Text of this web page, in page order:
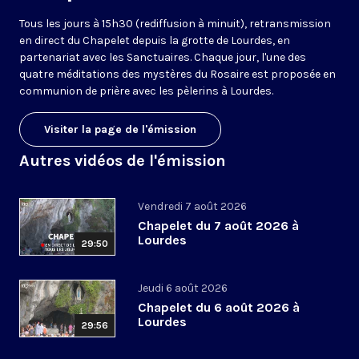
Tous les jours à 15h30 (rediffusion à minuit), retransmission
en direct du Chapelet depuis la grotte de Lourdes, en
partenariat avec les Sanctuaires. Chaque jour, l'une des
quatre méditations des mystères du Rosaire est proposée en
communion de prière avec les pèlerins à Lourdes.
Visiter la page de l'émission
Autres vidéos de l'émission
29:50
Vendredi 7 août 2026
Chapelet du 7 août 2026 à
Lourdes
29:56
Jeudi 6 août 2026
Chapelet du 6 août 2026 à
Lourdes